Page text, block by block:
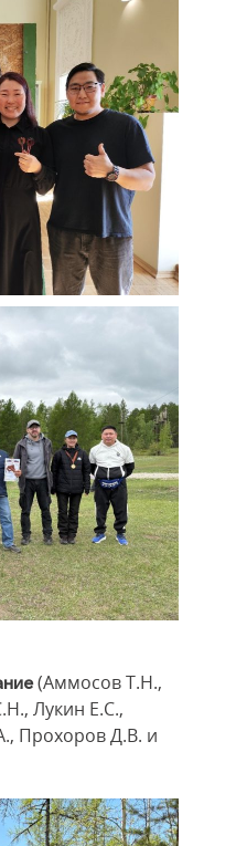
(Аммосов Т.Н.,
Лукин Е.С.,
Прохоров Д.В. и